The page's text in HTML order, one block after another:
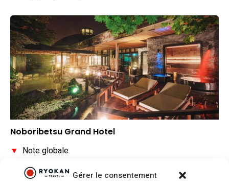
Gérer le consentement
Noboribetsu Grand Hotel
▼ Note globale
Rapport qualité/prix